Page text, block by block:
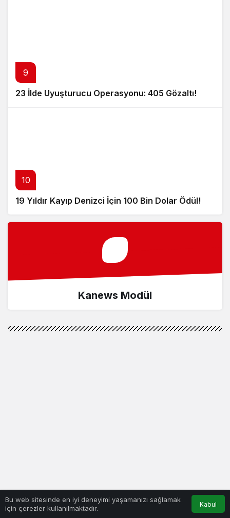
9
23 İlde Uyuşturucu Operasyonu: 405 Gözaltı!
10
19 Yıldır Kayıp Denizci İçin 100 Bin Dolar Ödül!
Kanews Modül
Bu web sitesinde en iyi deneyimi yaşamanızı sağlamak
için çerezler kullanılmaktadır.
Kabul